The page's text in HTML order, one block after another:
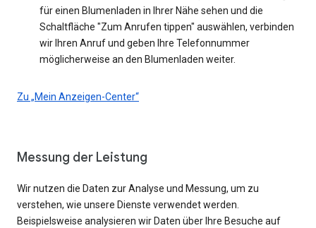
für einen Blumenladen in Ihrer Nähe sehen und die
Schaltfläche "Zum Anrufen tippen" auswählen, verbinden
wir Ihren Anruf und geben Ihre Telefonnummer
möglicherweise an den Blumenladen weiter.
Zu „Mein Anzeigen-Center“
Messung der Leistung
Wir nutzen die Daten zur Analyse und Messung, um zu
verstehen, wie unsere Dienste verwendet werden.
Beispielsweise analysieren wir Daten über Ihre Besuche auf